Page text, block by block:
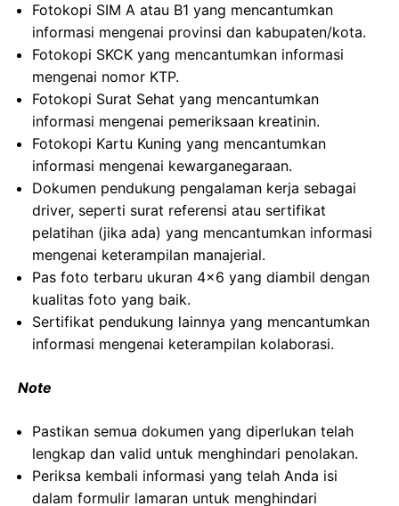
Fotokopi SIM A atau B1 yang mencantumkan
informasi mengenai provinsi dan kabupaten/kota.
Fotokopi SKCK yang mencantumkan informasi
mengenai nomor KTP.
Fotokopi Surat Sehat yang mencantumkan
informasi mengenai pemeriksaan kreatinin.
Fotokopi Kartu Kuning yang mencantumkan
informasi mengenai kewarganegaraan.
Dokumen pendukung pengalaman kerja sebagai
driver, seperti surat referensi atau sertifikat
pelatihan (jika ada) yang mencantumkan informasi
mengenai keterampilan manajerial.
Pas foto terbaru ukuran 4×6 yang diambil dengan
kualitas foto yang baik.
Sertifikat pendukung lainnya yang mencantumkan
informasi mengenai keterampilan kolaborasi.
Note
Pastikan semua dokumen yang diperlukan telah
lengkap dan valid untuk menghindari penolakan.
Periksa kembali informasi yang telah Anda isi
dalam formulir lamaran untuk menghindari